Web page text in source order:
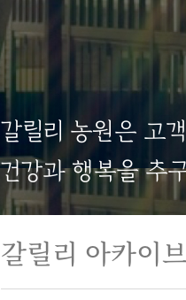
갈릴리 농원은 고
건강과 행복을 추
갈릴리 아카이